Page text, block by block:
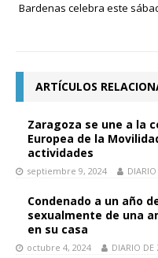
Bardenas celebra este
ARTÍCULOS
Zaragoza se une a la
Europea de la
actividades
septiembre 9, 2024
Condenado a un año
sexualmente de una
en su casa
octubre 4, 2024 DIARIO DE